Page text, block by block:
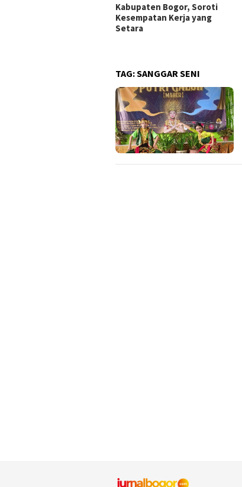
Kabupaten Bogor, Soroti
Kesempatan Kerja yang
Setara
TAG:SANGGAR SENI